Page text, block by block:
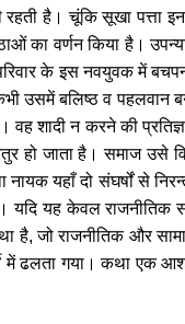
रहती है। चूंकि सूखा
का वर्णन किया है।
परिवार के इस नवयुवक
उसमें बलिष्ठ व
शादी न करने की
हो जाता है। समाज उसे
यहाँ दो संघर्षों से
यह केवल राजनीतिक
है, जो राजनीतिक और
में ढलता गया। कथा एक